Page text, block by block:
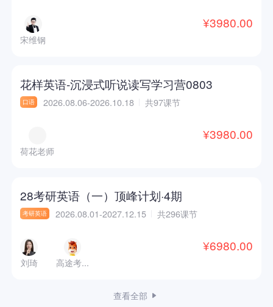
宋维钢
¥3980.00
花样英语-沉浸式听说读写学习营0803
口语 2026.08.06-2026.10.18 共97课节
荷花老师
¥3980.00
28考研英语（一）顶峰计划·4期
考研英语 2026.08.01-2027.12.15 共296课节
刘琦 高途考...
¥6980.00
查看全部